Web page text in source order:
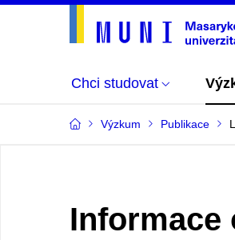
Chci studovat
Výzkum Publikace
Informace